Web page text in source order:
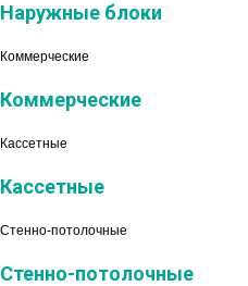
Наружные блоки
Коммерческие
Коммерческие
Кассетные
Кассетные
Стенно-потолочные
Стенно-потолочные